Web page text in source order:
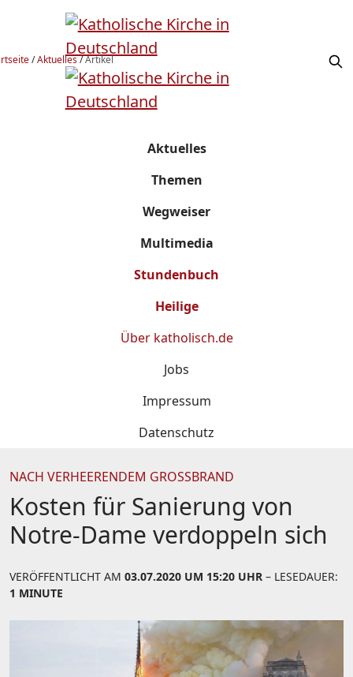
/Aktuelles/Artikel
Aktuelles
Themen
Wegweiser
Multimedia
Stundenbuch
Heilige
Über katholisch.de
Jobs
Impressum
Datenschutz
NACH VERHEERENDEM GROSSBRAND
Kosten für Sanierung von
Notre-Dame verdoppeln sich
VERÖFFENTLICHT AM 03.07.2020 UM 15:20 UHR – LESEDAUER:
1 MINUTE